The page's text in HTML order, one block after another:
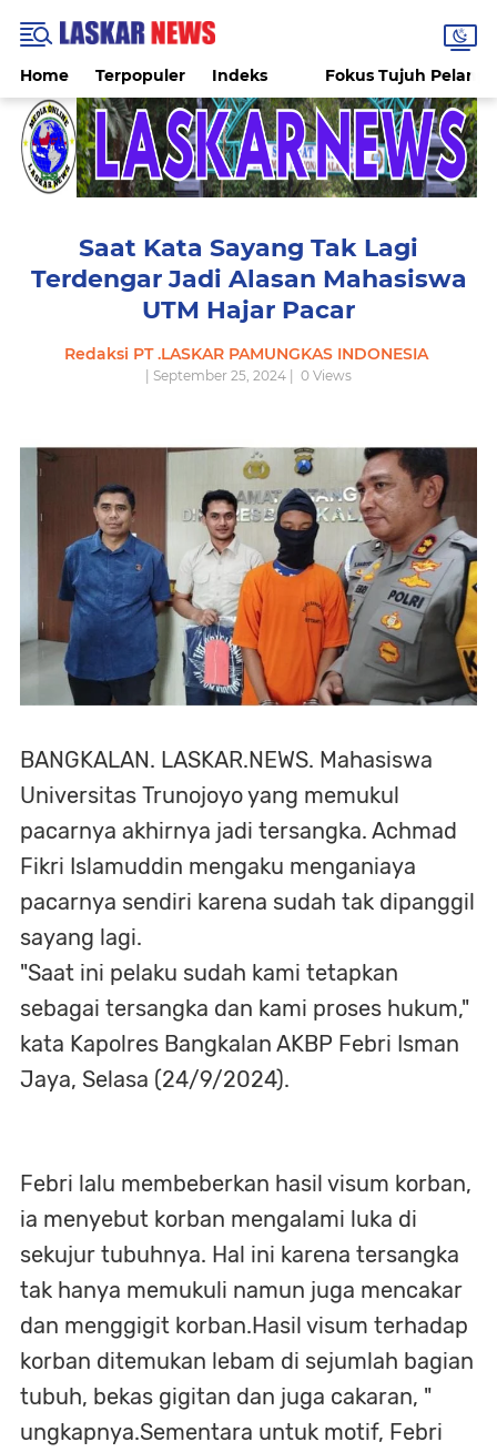
Home Terpopuler Indeks Fokus Tujuh
Saat Kata Sayang Tak Lagi
Terdengar Jadi Alasan Mahasiswa
UTM Hajar Pacar
Redaksi PT .LASKAR PAMUNGKAS INDONESIA
| September 25, 2024 | 0 Views
BANGKALAN. LASKAR.NEWS. Mahasiswa
Universitas Trunojoyo yang memukul
pacarnya akhirnya jadi tersangka. Achmad
Fikri Islamuddin mengaku menganiaya
pacarnya sendiri karena sudah tak dipanggil
sayang lagi.
"Saat ini pelaku sudah kami tetapkan
sebagai tersangka dan kami proses hukum,"
kata Kapolres Bangkalan AKBP Febri Isman
Jaya, Selasa (24/9/2024).
Febri lalu membeberkan hasil visum korban,
ia menyebut korban mengalami luka di
sekujur tubuhnya. Hal ini karena tersangka
tak hanya memukuli namun juga mencakar
dan menggigit korban.Hasil visum terhadap
korban ditemukan lebam di sejumlah bagian
tubuh, bekas gigitan dan juga cakaran, "
ungkapnya.Sementara untuk motif, Febri